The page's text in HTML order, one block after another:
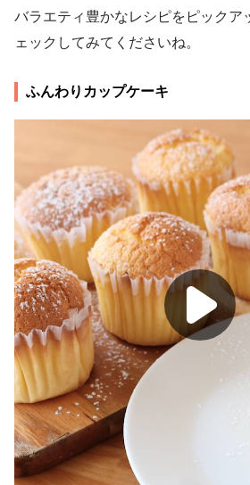
バラエティ豊かなレシピをピックア
ェックしてみてくださいね。
ふんわりカップケーキ